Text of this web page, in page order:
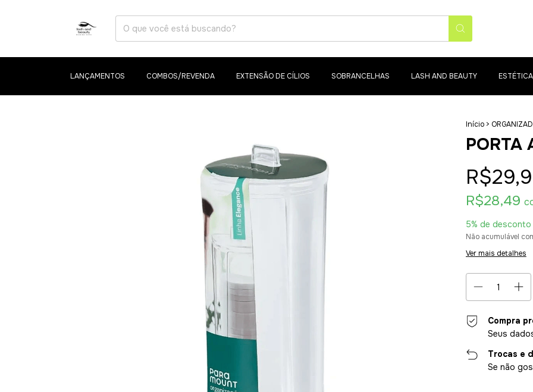
LANÇAMENTOS COMBOS/REVENDA EXTENSÃO DE CÍLIOS SOBRANCELHAS LASH AND BEAUTY ESTÉTICA
Início >
PORTA
R$28,49
5% de desconto
Não acumulável
Ver mais detalhes
Compra
Seus
Trocas e
Se não